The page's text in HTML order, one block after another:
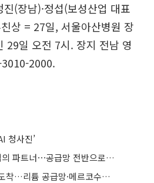
(장남)·정섭(보성산업 대표
상 = 27일, 서울아산병원 장
29일 오전 7시. 장지 전남 영
2000.
청사진’
이 대통령 “아르헨, 최적의 파트너⋯공급망 전반으로 확대”
이 대통령, 아르헨티나 도착…리튬 공급망·메르코수르 협력 논의